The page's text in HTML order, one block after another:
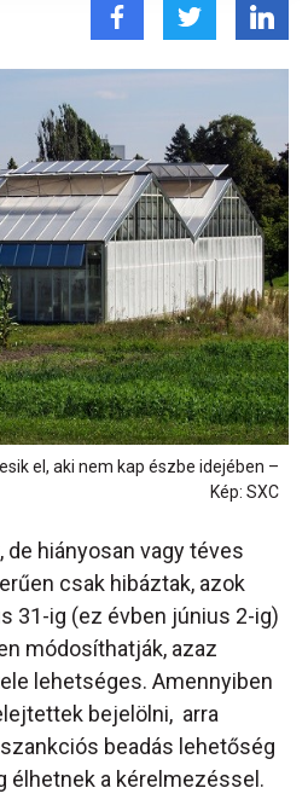
el, aki nem kap észbe idejében –
Kép: SXC
de hiányosan vagy téves
csak hibáztak, azok
31-ig (ez évben június 2-ig)
módosíthatják, azaz
lehetséges. Amennyiben
bejelölni, arra
beadás lehetőség
élhetnek a kérelmezéssel.